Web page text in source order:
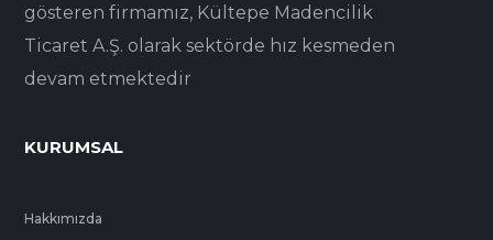
gösteren firmamız, Kültepe Madencilik
Ticaret A.Ş. olarak sektörde hız kesmeden
devam etmektedir
KURUMSAL
Hakkımızda